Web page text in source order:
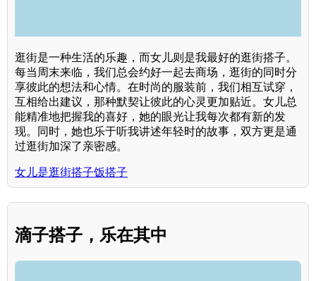
逛街是一种生活的乐趣，而女儿则是我最好的逛街搭子。
每当周末来临，我们总会约好一起去商场，逛街的同时分
享彼此的想法和心情。在时尚的服装前，我们相互试穿，
互相给出建议，那种默契让彼此的心灵更加贴近。女儿总
能精准地把握我的喜好，她的眼光让我每次都有新的发
现。同时，她也乐于听我讲述年轻时的故事，双方更是通
过逛街加深了亲密感。
女儿是逛街搭子饭搭子
滴子搭子，乐在其中